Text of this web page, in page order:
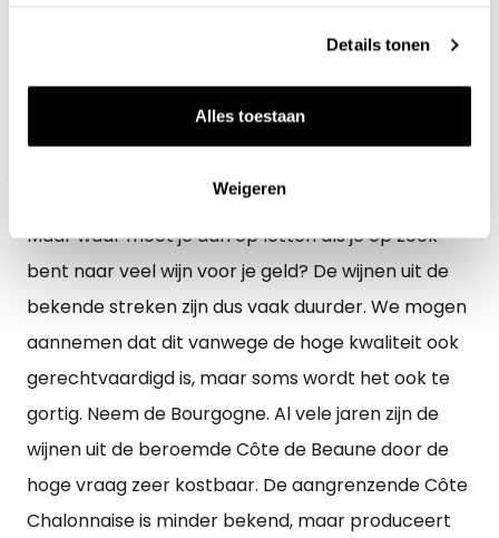
Details tonen
Alles toestaan
Weigeren
nauwelijks de helft van het normale volume. U
begrijpt wat dit met de prijzen deed… Die gingen
door de schaarste flink omhoog.
Garantie voor kwaliteit
Maar waar moet je dan op letten als je op zoek
bent naar veel wijn voor je geld? De wijnen uit de
bekende streken zijn dus vaak duurder. We mogen
aannemen dat dit vanwege de hoge kwaliteit ook
gerechtvaardigd is, maar soms wordt het ook te
gortig. Neem de Bourgogne. Al vele jaren zijn de
wijnen uit de beroemde Côte de Beaune door de
hoge vraag zeer kostbaar. De aangrenzende Côte
Chalonnaise is minder bekend, maar produceert